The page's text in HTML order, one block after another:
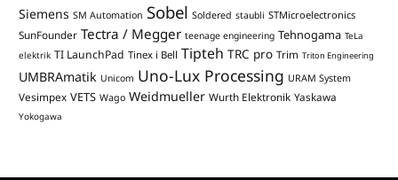
Siemens SM Automation Sobel Soldered staubli STMicroelectronics
SunFounder Tectra / Megger teenage engineering Tehnogama TeLa
elektrik TI LaunchPad Tinex i Bell Tipteh TRC pro Trim Triton Engineering
UMBRAmatik Unicom Uno-Lux Processing URAM System
Vesimpex VETS Wago Weidmueller Wurth Elektronik Yaskawa
Yokogawa